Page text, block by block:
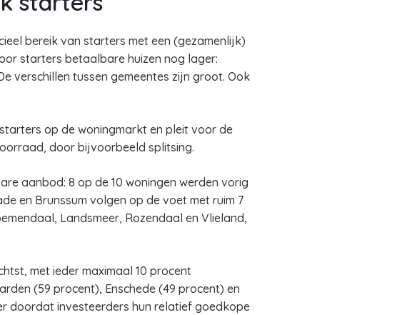
bereik van starters met een (gezamenlijk)
starters betaalbare huizen nog lager:
verschillen tussen gemeentes zijn groot. Ook
op de woningmarkt en pleit voor de
door bijvoorbeeld splitsing.
aanbod: 8 op de 10 woningen werden vorig
en Brunssum volgen op de voet met ruim 7
Landsmeer, Rozendaal en Vlieland,
met ieder maximaal 10 procent
(59 procent), Enschede (49 procent) en
doordat investeerders hun relatief goedkope